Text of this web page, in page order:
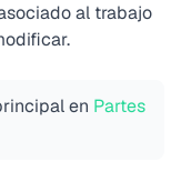
al trabajo
en Partes